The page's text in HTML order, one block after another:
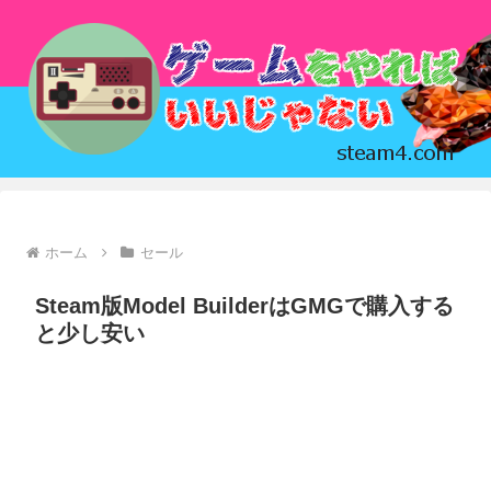
ホーム セール
Steam版Model BuilderはGMGで購入する
と少し安い